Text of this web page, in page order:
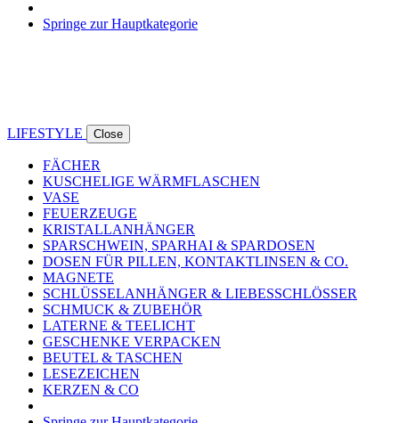
Springe zur Hauptkategorie
LIFESTYLE Close
FÄCHER
KUSCHELIGE WÄRMFLASCHEN
VASE
FEUERZEUGE
KRISTALLANHÄNGER
SPARSCHWEIN, SPARHAI & SPARDOSEN
DOSEN FÜR PILLEN, KONTAKTLINSEN & CO.
MAGNETE
SCHLÜSSELANHÄNGER & LIEBESSCHLÖSSER
SCHMUCK & ZUBEHÖR
LATERNE & TEELICHT
GESCHENKE VERPACKEN
BEUTEL & TASCHEN
LESEZEICHEN
KERZEN & CO